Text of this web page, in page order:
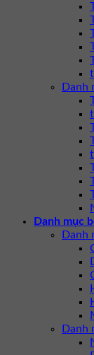
Danh
Danh mục
Danh
Danh